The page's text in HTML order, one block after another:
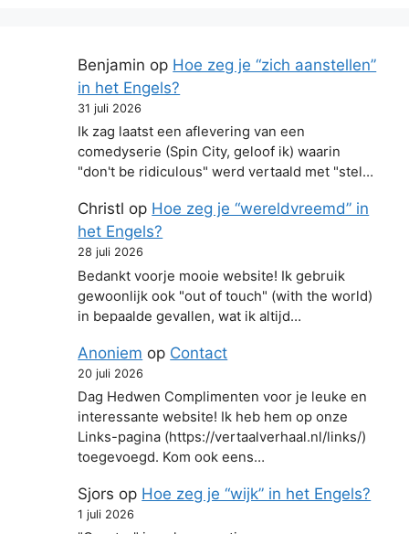
Benjamin op Hoe zeg je “zich aanstellen”
in het Engels?
31 juli 2026
Ik zag laatst een aflevering van een
comedyserie (Spin City, geloof ik) waarin
"don't be ridiculous" werd vertaald met "stel…
Christl op Hoe zeg je “wereldvreemd” in
het Engels?
28 juli 2026
Bedankt voorje mooie website! Ik gebruik
gewoonlijk ook "out of touch" (with the world)
in bepaalde gevallen, wat ik altijd…
Anoniem op Contact
20 juli 2026
Dag Hedwen Complimenten voor je leuke en
interessante website! Ik heb hem op onze
Links-pagina (https://vertaalverhaal.nl/links/)
toegevoegd. Kom ook eens…
Sjors op Hoe zeg je “wijk” in het Engels?
1 juli 2026